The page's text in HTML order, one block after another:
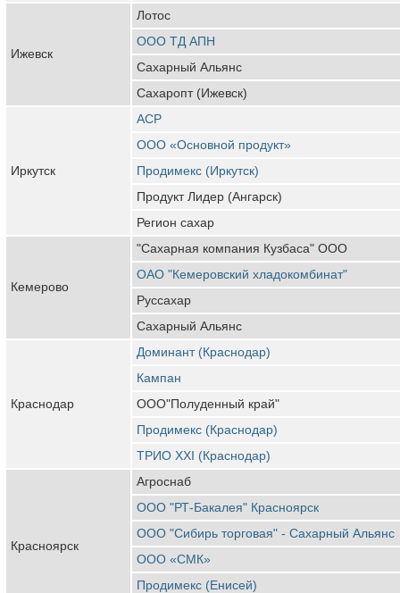
Ижевск
Лотос
ООО ТД АПН
Сахарный Альянс
Сахаропт (Ижевск)
Иркутск
АСР
ООО «Основной продукт»
Продимекс (Иркутск)
Продукт Лидер (Ангарск)
Регион сахар
Кемерово
"Сахарная компания Кузбаса" ООО
ОАО "Кемеровский хладокомбинат"
Руссахар
Сахарный Альянс
Краснодар
Доминант (Краснодар)
Кампан
ООО"Полуденный край"
Продимекс (Краснодар)
ТРИО XXI (Краснодар)
Красноярск
Агроснаб
ООО "РТ-Бакалея" Красноярск
ООО "Сибирь торговая" - Сахарный Альянс
ООО «СМК»
Продимекс (Енисей)